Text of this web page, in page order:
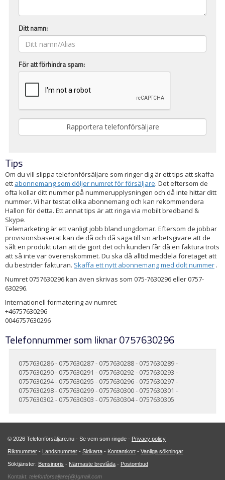
Ditt namn:
För att förhindra spam:
Tips
Om du vill slippa telefonförsäljare som ringer dig är ett tips att skaffa
ett abonnemang som döljer numret för försäljare. Det eftersom de
ofta kollar ditt nummer på nummerupplysningen och då inte hittar ditt
nummer. Vi har testat olika abonnemang och kan rekommendera
Hallon för detta. Ett annat tips är att ringa via mobilt bredband &
Skype.
Telemarketing är ett vanligt jobb bland ungdomar. Eftersom de jobbar
provisionsbaserat kan de då och då säga till sin arbetsgivare att de
sålt en produkt utan att de gjort det och kunden får då en faktura trots
att så inte var överenskommet. Du ska då alltid meddela företaget att
du bestrider fakturan. Skaffa ett nytt abonnemang med dolt nummer .
Numret 0757630296 kan även skrivas som 075-7630296 eller 0757-
630296.
Internationell formatering av numret:
+46757630296
0046757630296
Telefonnummer som liknar 0757630296
0757630286- 0757630287- 0757630288- 0757630289-
0757630290- 0757630291 - 0757630292- 0757630293 -
0757630294- 0757630295 - 0757630296- 0757630297-
0757630298- 0757630299- 0757630300- 0757630301 -
0757630302- 0757630303 - 0757630304- 0757630305
© 2026 Telefonförsäljare.nu - Se vem som ringde - Privacy policy
Riktnummer - Landsnummer - Sidkarta - Kontantkort - Vanliga sökningar
Söktjänster: Bensinpris - Närmaste brevlåda - Postombud
Kontakt: telefonforsaljare(@)gmail.com